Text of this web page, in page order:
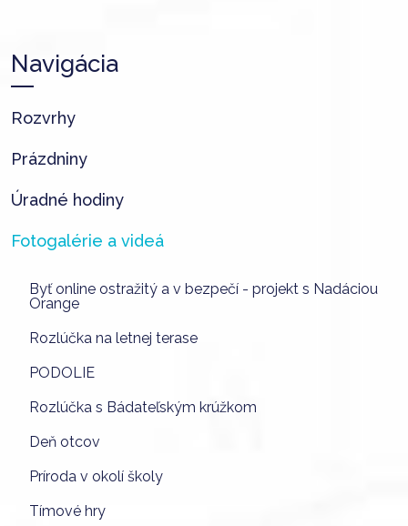
Navigácia
Rozvrhy
Prázdniny
Úradné hodiny
Fotogalérie a videá
Byť online ostražitý a v bezpečí - projekt s Nadáciou
Orange
Rozlúčka na letnej terase
PODOLIE
Rozlúčka s Bádateľským krúžkom
Deň otcov
Príroda v okolí školy
Tímové hry